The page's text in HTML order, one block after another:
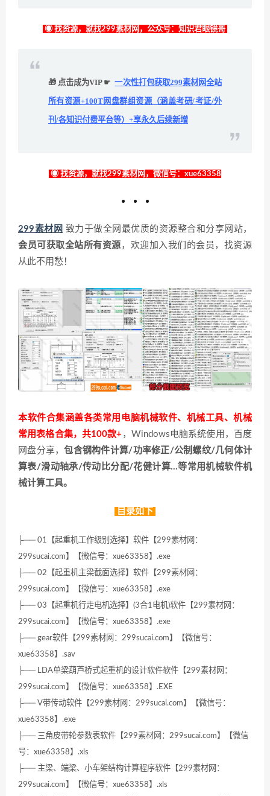
◉ 找资源，就找299素材网，公众号：知识君眼镜哥
🎁 点击成为VIP ☛ 一次性打包获取299素材网全站
所有资源+100T网盘群组资源（涵盖考研/考证/外
刊/各知识付费平台等）+享永久后续新增
◉ 找资源，就找299素材网，微信号：xue63358
299素材网 致力于做全网最优质的资源整合和分享网站，
会员可获取全站所有资源 ，欢迎加入我们的会员，找资源
从此不用愁！
本软件合集涵盖各类常用电脑机械软件、机械工具、机械
常用表格合集，共100款+ ，Windows电脑系统使用，百度
网盘分享，包含钢构件计算/功率修正/公制螺纹/几何体计
算表/滑动轴承/传动比分配/花健计算…等常用机械软件机
械计算工具。
目录如下
├── 01【起重机工作级别选择】软件【299素材网：
299sucai.com】【微信号：xue63358】.exe
├── 02【起重机主梁截面选择】软件【299素材网：
299sucai.com】【微信号：xue63358】.exe
├── 03【起重机行走电机选择】(3合1电机)软件【299素材网：
299sucai.com】【微信号：xue63358】.exe
├── gear软件【299素材网：299sucai.com】【微信号：
xue63358】.sav
├── LDA单梁葫芦桥式起重机的设计软件软件【299素材网：
299sucai.com】【微信号：xue63358】.EXE
├── V带传动软件【299素材网：299sucai.com】【微信号：
xue63358】.exe
├── 三角皮带轮参数表软件【299素材网：299sucai.com】【微信
号：xue63358】.xls
├── 主梁、端梁、小车架结构计算程序软件【299素材网：
299sucai.com】【微信号：xue63358】.xls